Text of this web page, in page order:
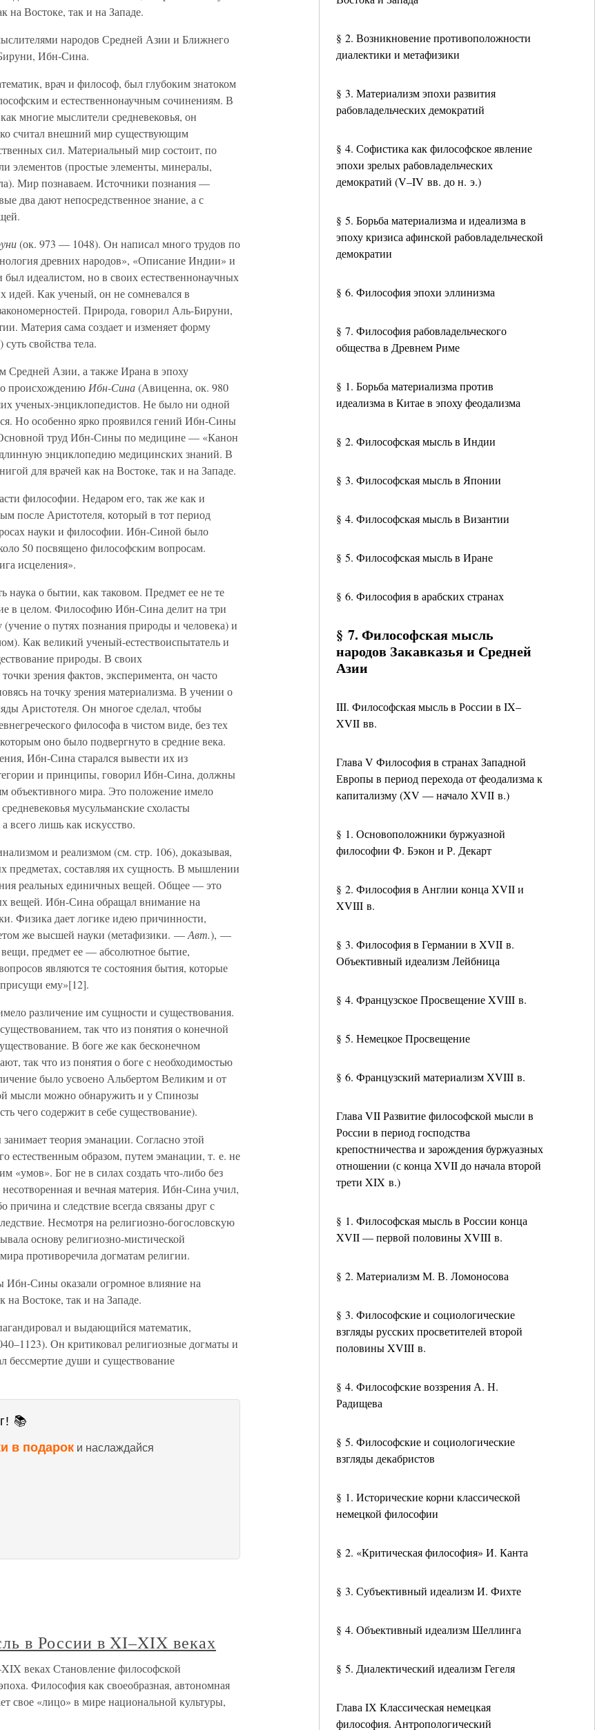
§ 2. Возникновение противоположности
диалектики и метафизики
§ 3. Материализм эпохи развития
рабовладельческих демократий
§ 4. Софистика как философское явление
эпохи зрелых рабовладельческих
демократий (V–IV вв. до н. э.)
§ 5. Борьба материализма и идеализма в
эпоху кризиса афинской рабовладельческой
демократии
§ 6. Философия эпохи эллинизма
§ 7. Философия рабовладельческого
общества в Древнем Риме
§ 1. Борьба материализма против
идеализма в Китае в эпоху феодализма
§ 2. Философская мысль в Индии
§ 3. Философская мысль в Японии
§ 4. Философская мысль в Византии
§ 5. Философская мысль в Иране
§ 6. Философия в арабских странах
§ 7. Философская мысль
народов Закавказья и Средней
Азии
III. Философская мысль в России в IX–
XVII вв.
Глава V Философия в странах Западной
Европы в период перехода от феодализма к
капитализму (XV — начало XVII в.)
§ 1. Основоположники буржуазной
философии Ф. Бэкон и Р. Декарт
§ 2. Философия в Англии конца XVII и
XVIII в.
§ 3. Философия в Германии в XVII в.
Объективный идеализм Лейбница
§ 4. Французское Просвещение XVIII в.
§ 5. Немецкое Просвещение
§ 6. Французский материализм XVIII в.
Глава VII Развитие философской мысли в
России в период господства
крепостничества и зарождения буржуазных
отношении (с конца XVII до начала второй
трети XIX в.)
§ 1. Философская мысль в России конца
XVII — первой половины XVIII в.
§ 2. Материализм М. В. Ломоносова
§ 3. Философские и социологические
взгляды русских просветителей второй
половины XVIII в.
§ 4. Философские воззрения А. Н.
Радищева
§ 5. Философские и социологические
взгляды декабристов
§ 1. Исторические корни классической
немецкой философии
§ 2. «Критическая философия» И. Канта
§ 3. Субъективный идеализм И. Фихте
§ 4. Объективный идеализм Шеллинга
§ 5. Диалектический идеализм Гегеля
Глава IХ Классическая немецкая
философия. Антропологический
на Востоке, так и на Западе.
народов Средней Азии и Ближнего
Ибн-Сина.
врач и философ, был глубоким знатоком
и естественнонаучным сочинениям. В
многие мыслители средневековья, он
считал внешний мир существующим
сил. Материальный мир состоит, по
элементов (простые элементы, минералы,
Мир познаваем. Источники познания —
два дают непосредственное знание, а с
(ок. 973 — 1048). Он написал много трудов по
древних народов», «Описание Индии» и
идеалистом, но в своих естественнонаучных
идей. Как ученый, он не сомневался в
Природа, говорил Аль-Бируни,
Материя сама создает и изменяет форму
свойства тела.
Азии, а также Ирана в эпоху
происхождению Ибн-Сина(Авиценна, ок. 980
ученых-энциклопедистов. Не было ни одной
Но особенно ярко проявился гений Ибн-Сины
труд Ибн-Сины по медицине — «Канон
энциклопедию медицинских знаний. В
для врачей как на Востоке, так и на Западе.
философии. Недаром его, так же как и
после Аристотеля, который в тот период
науки и философии. Ибн-Синой было
50 посвящено философским вопросам.
исцеления».
о бытии, как таковом. Предмет ее не те
в целом. Философию Ибн-Сина делит на три
о путях познания природы и человека) и
Как великий ученый-естествоиспытатель и
природы. В своих
зрения фактов, эксперимента, он часто
на точку зрения материализма. В учении о
Аристотеля. Он многое сделал, чтобы
философа в чистом виде, без тех
оно было подвергнуто в средние века.
Ибн-Сина старался вывести их из
и принципы, говорил Ибн-Сина, должны
объективного мира. Это положение имело
мусульманские схоласты
всего лишь как искусство.
и реализмом (см. стр. 106), доказывая,
предметах, составляя их сущность. В мышлении
реальных единичных вещей. Общее — это
вещей. Ибн-Сина обращал внимание на
Физика дает логике идею причинности,
же высшей науки (метафизики. —Авт.), —
предмет ее — абсолютное бытие,
являются те состояния бытия, которые
ему»[12].
различение им сущности и существования.
так что из понятия о конечной
В боге же как бесконечном
так что из понятия о боге с необходимостью
было усвоено Альбертом Великим и от
мысли можно обнаружить и у Спинозы
чего содержит в себе существование).
теория эманации. Согласно этой
естественным образом, путем эманации, т. е. не
«умов». Бог не в силах создать что-либо без
и вечная материя. Ибн-Сина учил,
причина и следствие всегда связаны друг с
Несмотря на религиозно-богословскую
основу религиозно-мистической
противоречила догматам религии.
Ибн-Сины оказали огромное влияние на
на Востоке, так и на Западе.
и выдающийся математик,
Он критиковал религиозные догматы и
бессмертие души и существование
📚
в подарок и наслаждайся
в России в XI–XIX веках
веках Становление философской
Философия как своеобразная, автономная
свое «лицо» в мире национальной культуры,